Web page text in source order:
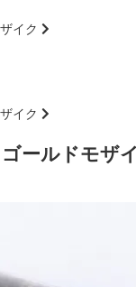
イク
イク
ゴールドモザ